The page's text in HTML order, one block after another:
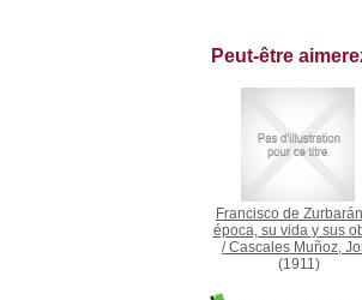
Peut-être
Francisco de
época, su vida y sus
/Cascales Muñoz,
(1911)